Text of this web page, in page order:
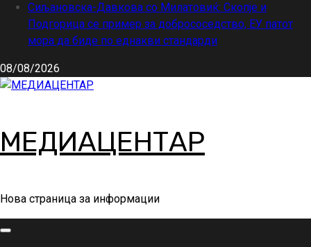
Сиљановска-Давкова со Милатовиќ: Скопје и
Подгорица се пример за добрососедство, ЕУ патот
мора да биде по еднакви стандарди
08/08/2026
МЕДИАЦЕНТАР
Нова страница за информации
Primary